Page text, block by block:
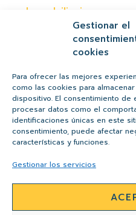
Gestionar el
cookies
Para ofrecer las mejores
como las cookies para
dispositivo. El consentimiento
procesar datos como el
identificaciones únicas en este
consentimiento, puede afectar
características y funciones.
Gestionar los servicios
Inmobiliaria
Otras
Peques
Regalos
Salud y belleza
Tiendas